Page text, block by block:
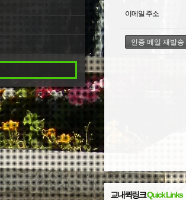
이메일 주소
교내퀵링크Quick Links